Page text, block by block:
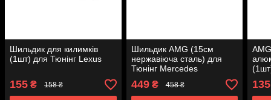
Шильдик для килимків
(1шт) для Тюнінг Lexus
155 ₴ 158 ₴
Шильдик AMG (15см
нержавіюча сталь) для
Тюнінг Mercedes
449₴ 458 ₴ 135